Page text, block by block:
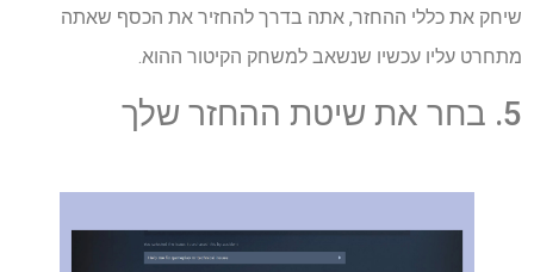
שיחק את כללי ההחזר, אתה בדרך להחזיר את הכסף שאתה
מתחרט עליו עכשיו שנשאב למשחק הקיטור ההוא.
5. בחר את שיטת ההחזר שלך